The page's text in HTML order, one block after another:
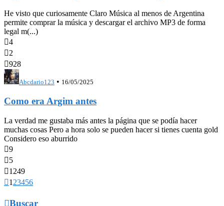
He visto que curiosamente Claro Música al menos de Argentina
permite comprar la música y descargar el archivo MP3 de forma
legal m(...)
4
2
928
Abcdario123 • 16/05/2025
Como era Argim antes
La verdad me gustaba más antes la página que se podía hacer
muchas cosas Pero a hora solo se pueden hacer si tienes cuenta gold
Considero eso aburrido
9
5
1249
1 23456
Buscar